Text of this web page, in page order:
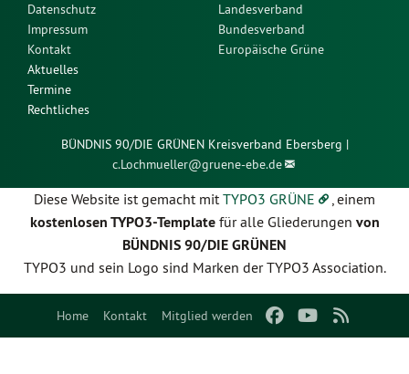
Home Kontakt Mitglied werden
Datenschutz
Impressum
Kontakt
Aktuelles
Termine
Rechtliches
Landesverband
Bundesverband
Europäische Grüne
BÜNDNIS 90/DIE GRÜNEN Kreisverband Ebersberg |
c.Lochmueller@gruene-ebe.de
Diese Website ist gemacht mitTYPO3 GRÜNE , einem
kostenlosen TYPO3-Templatefür alle Gliederungen von
BÜNDNIS 90/DIE GRÜNEN
TYPO3 und sein Logo sind Marken der TYPO3 Association.